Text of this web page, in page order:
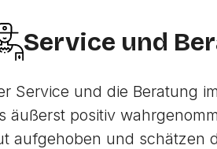
Service und
Service und die Beratung
äußerst positiv
aufgehoben und schätzen